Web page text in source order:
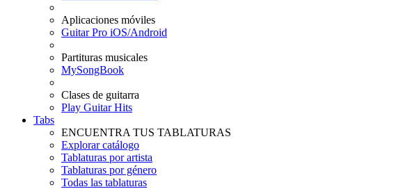
Aplicaciones móviles
Guitar Pro iOS/Android
Partituras musicales
MySongBook
Clases de guitarra
Play Guitar Hits
Tabs
ENCUENTRA TUS TABLATURAS
Explorar catálogo
Tablaturas por artista
Tablaturas por género
Todas las tablaturas